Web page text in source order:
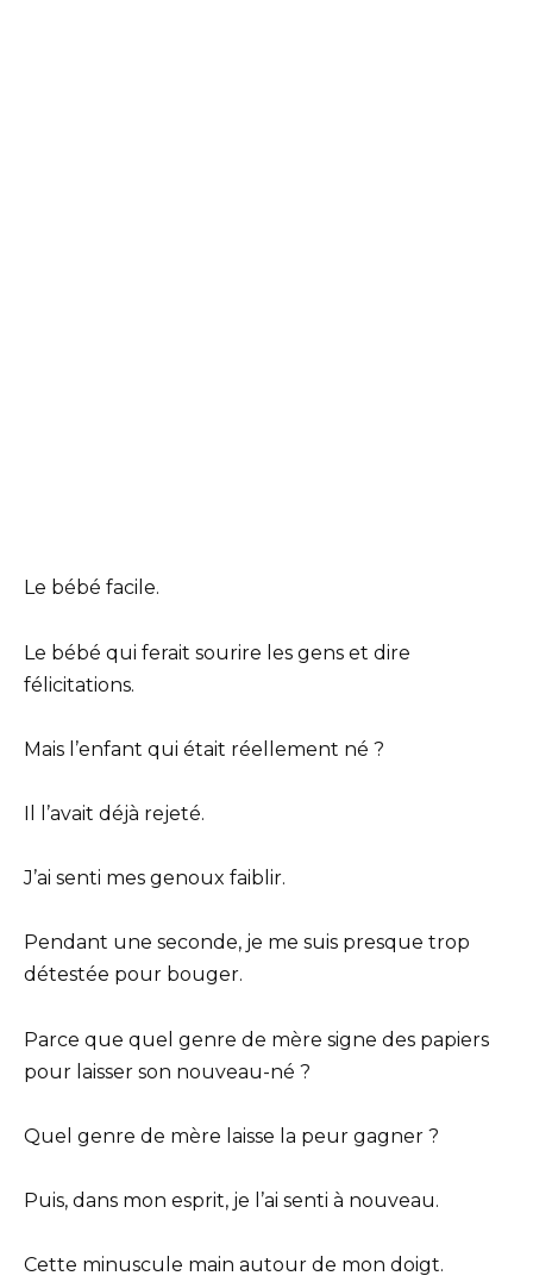
Le bébé facile.
Le bébé qui ferait sourire les gens et dire
félicitations.
Mais l’enfant qui était réellement né ?
Il l’avait déjà rejeté.
J’ai senti mes genoux faiblir.
Pendant une seconde, je me suis presque trop
détestée pour bouger.
Parce que quel genre de mère signe des papiers
pour laisser son nouveau-né ?
Quel genre de mère laisse la peur gagner ?
Puis, dans mon esprit, je l’ai senti à nouveau.
Cette minuscule main autour de mon doigt.